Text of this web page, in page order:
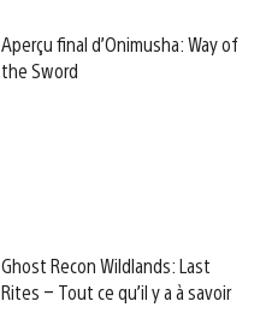
Aperçu final d’Onimusha: Way of
the Sword
Ghost Recon Wildlands: Last
Rites – Tout ce qu’il y a à savoir